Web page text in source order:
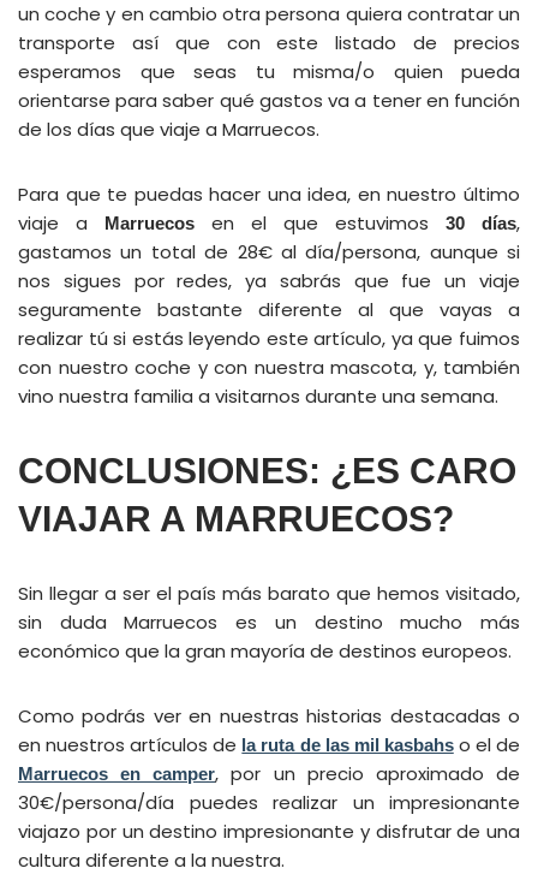
un coche y en cambio otra persona quiera contratar un
transporte así que con este listado de precios
esperamos que seas tu misma/o quien pueda
orientarse para saber qué gastos va a tener en función
de los días que viaje a Marruecos.
Para que te puedas hacer una idea, en nuestro último
viaje a
Marruecos en el que estuvimos 30 días,
gastamos un total de 28€ al día/persona, aunque si
nos sigues por redes, ya sabrás que fue un viaje
seguramente bastante diferente al que vayas a
realizar tú si estás leyendo este artículo, ya que fuimos
con nuestro coche y con nuestra mascota, y, también
vino nuestra familia a visitarnos durante una semana.
CONCLUSIONES: ¿ES CARO
VIAJAR A MARRUECOS?
Sin llegar a ser el país más barato que hemos visitado,
sin duda Marruecos es un destino mucho más
económico que la gran mayoría de destinos europeos.
Como podrás ver en nuestras historias destacadas o
en nuestros artículos de la ruta de las mil kasbahso el de
Marruecos en camper, por un precio aproximado de
30€/persona/día puedes realizar un impresionante
viajazo por un destino impresionante y disfrutar de una
cultura diferente a la nuestra.